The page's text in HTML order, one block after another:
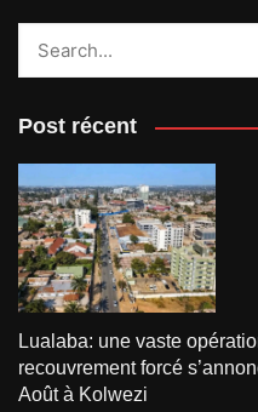
Post récent
Lualaba: une vaste
recouvrement forcé
Août à Kolwezi